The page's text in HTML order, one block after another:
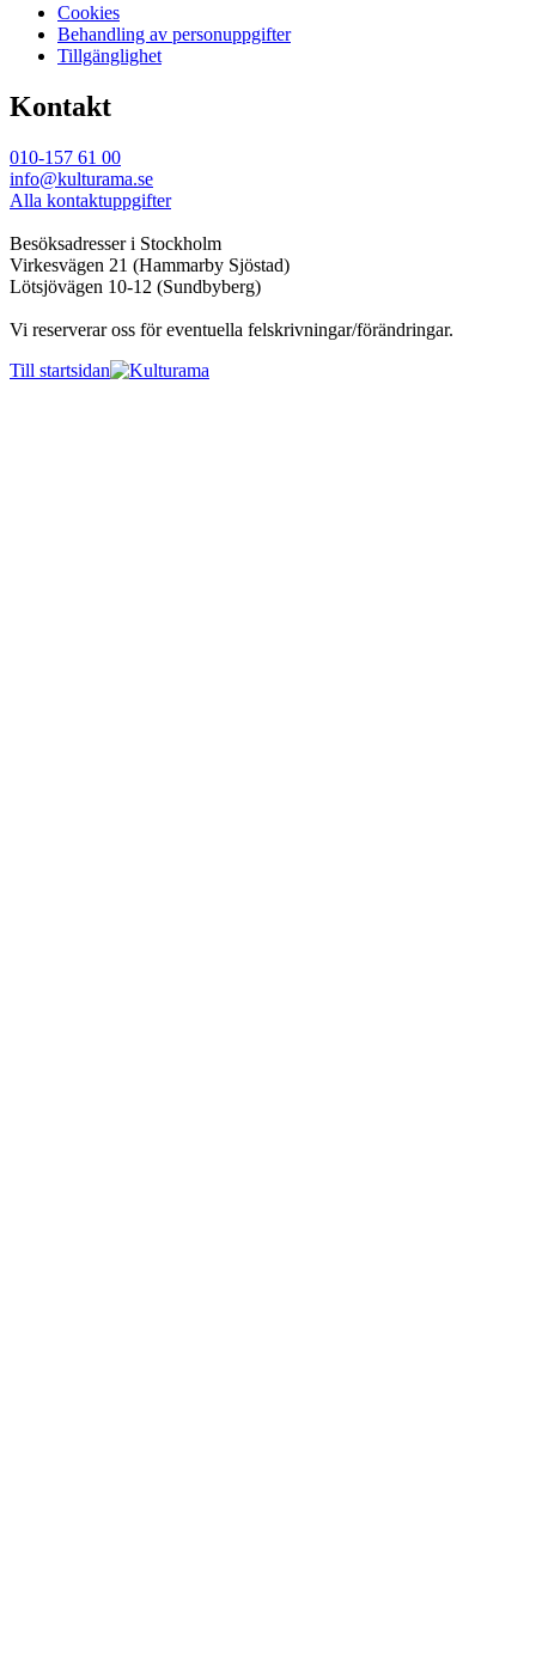
Cookies
Behandling av personuppgifter
Tillgänglighet
Kontakt
010-157 61 00
info@kulturama.se
Alla kontaktuppgifter
Besöksadresser i Stockholm
Virkesvägen 21 (Hammarby Sjöstad)
Lötsjövägen 10-12 (Sundbyberg)
Vi reserverar oss för eventuella felskrivningar/förändringar.
Till startsidan